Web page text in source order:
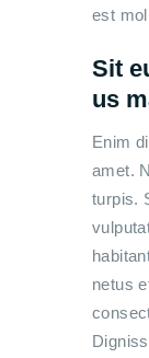
est
Sit
us
Enim
amet.
turpis.
netus